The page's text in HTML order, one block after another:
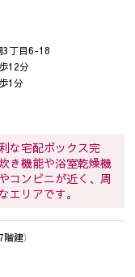
3丁目6-18
12分
1分
な宅配ボックス完
き機能や浴室乾燥機
コンビニが近く、周
エリアです。
建）